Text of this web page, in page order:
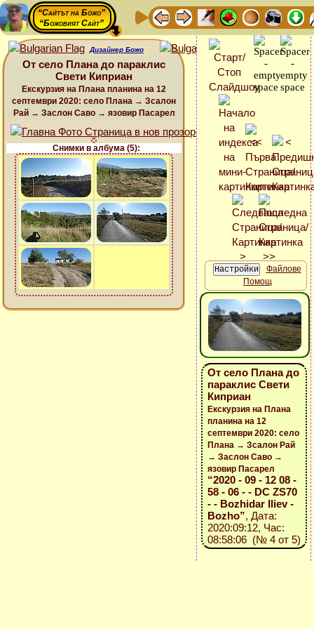
“Сайтът на Божо”
“Божовият Сайт”
Дизайнер Божо
От село Плана до параклис
Свети Киприан
Екскурзия на Плана планина на 12
септември 2020: село Плана → Зсалон
Рай → Заслон Саво → язовир Пасарел
Снимки в албума (5):
Файлове
Помощ
От село Плана до
параклис Свети
Киприан
Екскурзия на Плана
планина на 12
септември 2020: село
Плана → Зсалон Рай
→ Заслон Саво →
язовир Пасарел
“2020 - 09 - 12 08 -
58 - 06 - - DC ZS70
- - Bozhidar Iliev -
Bozho”, Дата:
2020:09:12, Час:
08:58:06 (№ 4 от 5)